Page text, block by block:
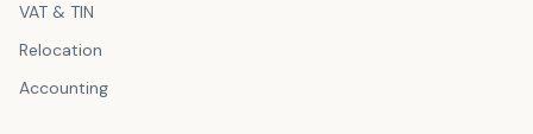
VAT & TIN
Relocation
Accounting